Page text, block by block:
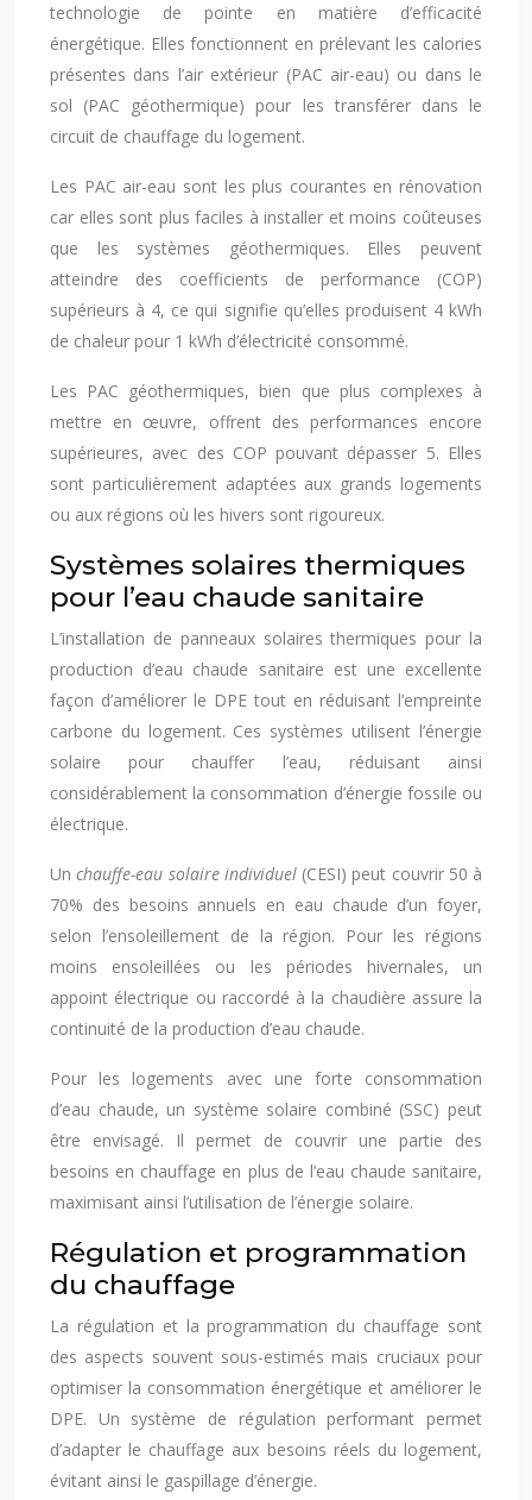
technologie de pointe en matière d’efficacité
énergétique. Elles fonctionnent en prélevant les calories
présentes dans l’air extérieur (PAC air-eau) ou dans le
sol (PAC géothermique) pour les transférer dans le
circuit de chauffage du logement.
Les PAC air-eau sont les plus courantes en rénovation
car elles sont plus faciles à installer et moins coûteuses
que les systèmes géothermiques. Elles peuvent
atteindre des coefficients de performance (COP)
supérieurs à 4, ce qui signifie qu’elles produisent 4 kWh
de chaleur pour 1 kWh d’électricité consommé.
Les PAC géothermiques, bien que plus complexes à
mettre en œuvre, offrent des performances encore
supérieures, avec des COP pouvant dépasser 5. Elles
sont particulièrement adaptées aux grands logements
ou aux régions où les hivers sont rigoureux.
Systèmes solaires thermiques
pour l’eau chaude sanitaire
L’installation de panneaux solaires thermiques pour la
production d’eau chaude sanitaire est une excellente
façon d’améliorer le DPE tout en réduisant l’empreinte
carbone du logement. Ces systèmes utilisent l’énergie
solaire pour chauffer l’eau, réduisant ainsi
considérablement la consommation d’énergie fossile ou
électrique.
Unchauffe-eau solaire individuel (CESI) peut couvrir 50 à
70% des besoins annuels en eau chaude d’un foyer,
selon l’ensoleillement de la région. Pour les régions
moins ensoleillées ou les périodes hivernales, un
appoint électrique ou raccordé à la chaudière assure la
continuité de la production d’eau chaude.
Pour les logements avec une forte consommation
d’eau chaude, un système solaire combiné (SSC) peut
être envisagé. Il permet de couvrir une partie des
besoins en chauffage en plus de l’eau chaude sanitaire,
maximisant ainsi l’utilisation de l’énergie solaire.
Régulation et programmation
du chauffage
La régulation et la programmation du chauffage sont
des aspects souvent sous-estimés mais cruciaux pour
optimiser la consommation énergétique et améliorer le
DPE. Un système de régulation performant permet
d’adapter le chauffage aux besoins réels du logement,
évitant ainsi le gaspillage d’énergie.